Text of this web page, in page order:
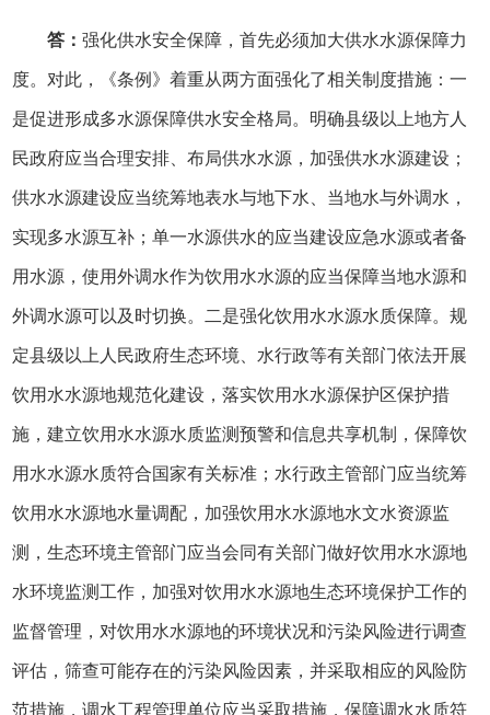
答：强化供水安全保障，首先必须加大供水水源保障力
度。对此，《条例》着重从两方面强化了相关制度措施：一
是促进形成多水源保障供水安全格局。明确县级以上地方人
民政府应当合理安排、布局供水水源，加强供水水源建设；
供水水源建设应当统筹地表水与地下水、当地水与外调水，
实现多水源互补；单一水源供水的应当建设应急水源或者备
用水源，使用外调水作为饮用水水源的应当保障当地水源和
外调水源可以及时切换。二是强化饮用水水源水质保障。规
定县级以上人民政府生态环境、水行政等有关部门依法开展
饮用水水源地规范化建设，落实饮用水水源保护区保护措
施，建立饮用水水源水质监测预警和信息共享机制，保障饮
用水水源水质符合国家有关标准；水行政主管部门应当统筹
饮用水水源地水量调配，加强饮用水水源地水文水资源监
测，生态环境主管部门应当会同有关部门做好饮用水水源地
水环境监测工作，加强对饮用水水源地生态环境保护工作的
监督管理，对饮用水水源地的环境状况和污染风险进行调查
评估，筛查可能存在的污染风险因素，并采取相应的风险防
范措施，调水工程管理单位应当采取措施，保障调水水质符